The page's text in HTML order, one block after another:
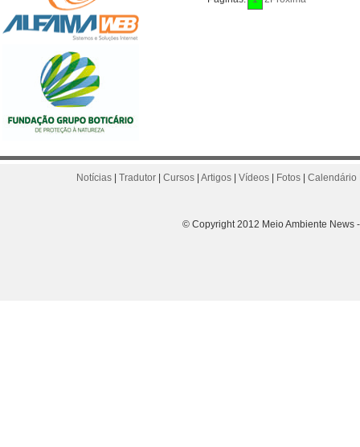
Notícias Tradutor Cursos Artigos Vídeos Fotos Calendário
© Copyright 2012 Meio Ambiente News